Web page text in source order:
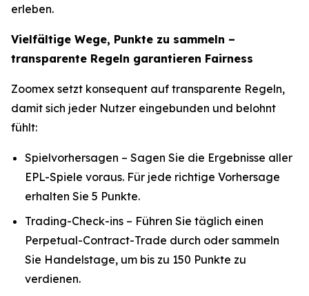
erleben.
Vielfältige Wege, Punkte zu sammeln –
transparente Regeln garantieren Fairness
Zoomex setzt konsequent auf transparente Regeln,
damit sich jeder Nutzer eingebunden und belohnt
fühlt:
Spielvorhersagen – Sagen Sie die Ergebnisse aller
EPL-Spiele voraus. Für jede richtige Vorhersage
erhalten Sie 5 Punkte.
Trading-Check-ins – Führen Sie täglich einen
Perpetual-Contract-Trade durch oder sammeln
Sie Handelstage, um bis zu 150 Punkte zu
verdienen.